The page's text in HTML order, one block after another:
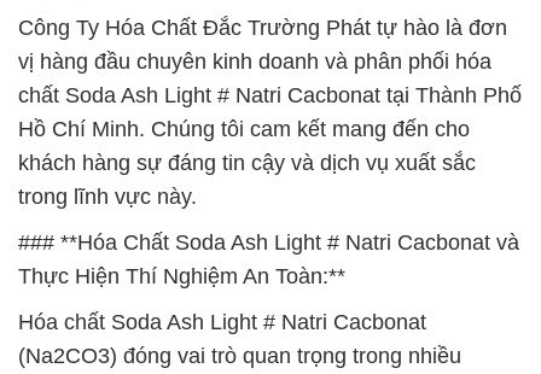
Công Ty Hóa Chất Đắc Trường Phát tự hào là đơn
vị hàng đầu chuyên kinh doanh và phân phối hóa
chất Soda Ash Light # Natri Cacbonat tại Thành Phố
Hồ Chí Minh. Chúng tôi cam kết mang đến cho
khách hàng sự đáng tin cậy và dịch vụ xuất sắc
trong lĩnh vực này.
### **Hóa Chất Soda Ash Light # Natri Cacbonat và
Thực Hiện Thí Nghiệm An Toàn:**
Hóa chất Soda Ash Light # Natri Cacbonat
(Na2CO3) đóng vai trò quan trọng trong nhiều